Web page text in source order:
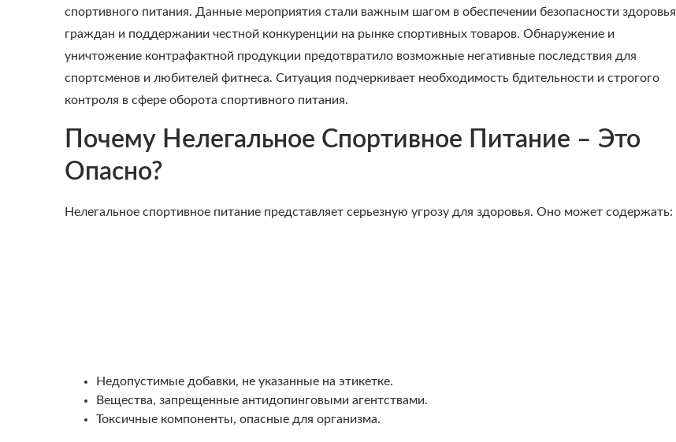
спортивного питания. Данные мероприятия стали важным шагом в обеспечении безопасности здоровья
граждан и поддержании честной конкуренции на рынке спортивных товаров. Обнаружение и
уничтожение контрафактной продукции предотвратило возможные негативные последствия для
спортсменов и любителей фитнеса. Ситуация подчеркивает необходимость бдительности и строгого
контроля в сфере оборота спортивного питания.
Почему Нелегальное Спортивное Питание – Это
Опасно?
Нелегальное спортивное питание представляет серьезную угрозу для здоровья. Оно может содержать:
Недопустимые добавки, не указанные на этикетке.
Вещества, запрещенные антидопинговыми агентствами.
Токсичные компоненты, опасные для организма.